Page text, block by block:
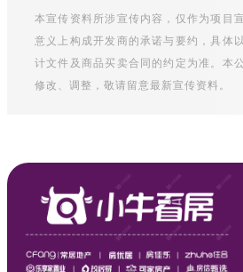
本宣传资料所涉宣传内容，仅作为项目
意义上构成开发商的承诺与要约，具体
计文件及商品买卖合同的约定为准。本
修改、调整，敬请留意最新宣传资料。